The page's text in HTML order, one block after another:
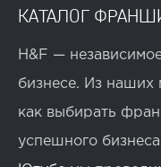
КАТАЛОГ
H&F —
бизнесе. Из наших
как выбирать
успешного